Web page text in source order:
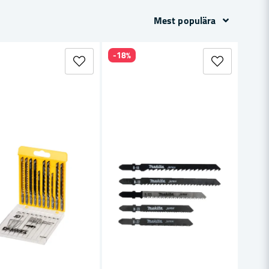
Mest populära
-18%